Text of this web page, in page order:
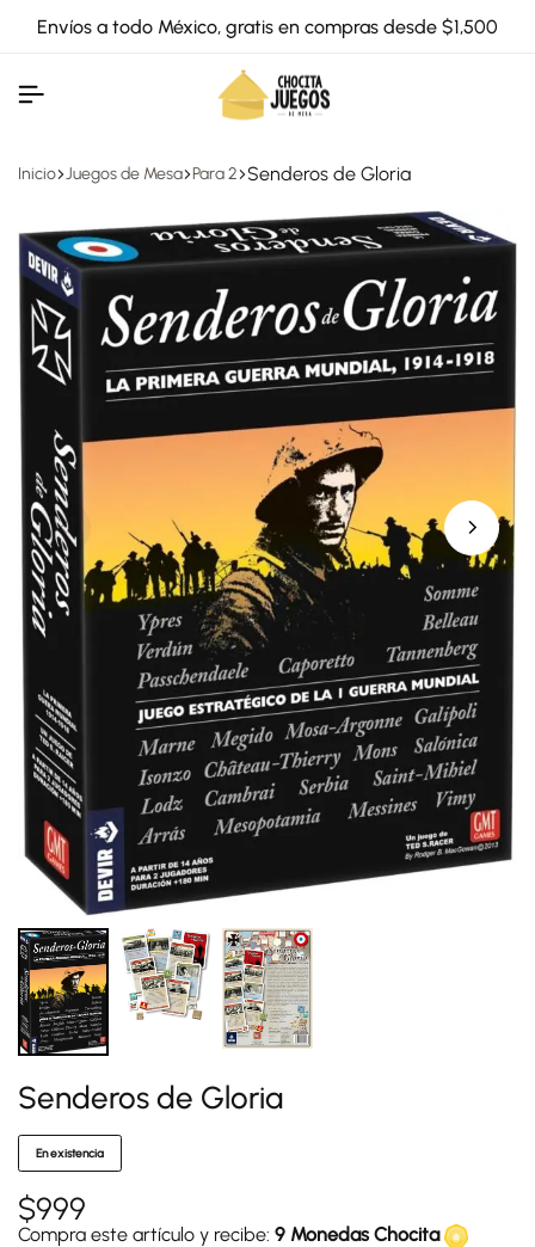
Envíos a todo México, gratis en compras desde $1,500
Inicio Juegos de Mesa Para 2 Senderos de Gloria
Senderos de Gloria
En existencia
$999
Compra este artículo y recibe: 9 Monedas Chocita